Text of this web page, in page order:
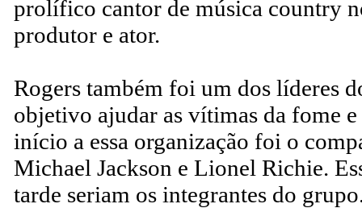
prolífico cantor de música country
produtor e ator.
Rogers também foi um dos líderes
objetivo ajudar as vítimas da fome
início a essa organização foi o
Michael Jackson e Lionel Richie.
tarde seriam os integrantes do